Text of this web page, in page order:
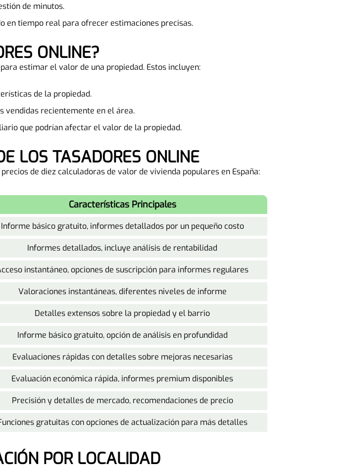
de minutos.
en tiempo real para ofrecer estimaciones precisas.
ONLINE?
estimar el valor de una propiedad. Estos incluyen:
de la propiedad.
vendidas recientemente en el área.
que podrían afectar el valor de la propiedad.
LOS TASADORES ONLINE
de diez calculadoras de valor de vivienda populares en España:
Características Principales
Informe básico gratuito, informes detallados por un pequeño costo
Informes detallados, incluye análisis de rentabilidad
instantáneo, opciones de suscripción para informes regulares
Valoraciones instantáneas, diferentes niveles de informe
Detalles extensos sobre la propiedad y el barrio
Informe básico gratuito, opción de análisis en profundidad
Evaluaciones rápidas con detalles sobre mejoras necesarias
Evaluación económica rápida, informes premium disponibles
Precisión y detalles de mercado, recomendaciones de precio
gratuitas con opciones de actualización para más detalles
POR LOCALIDAD